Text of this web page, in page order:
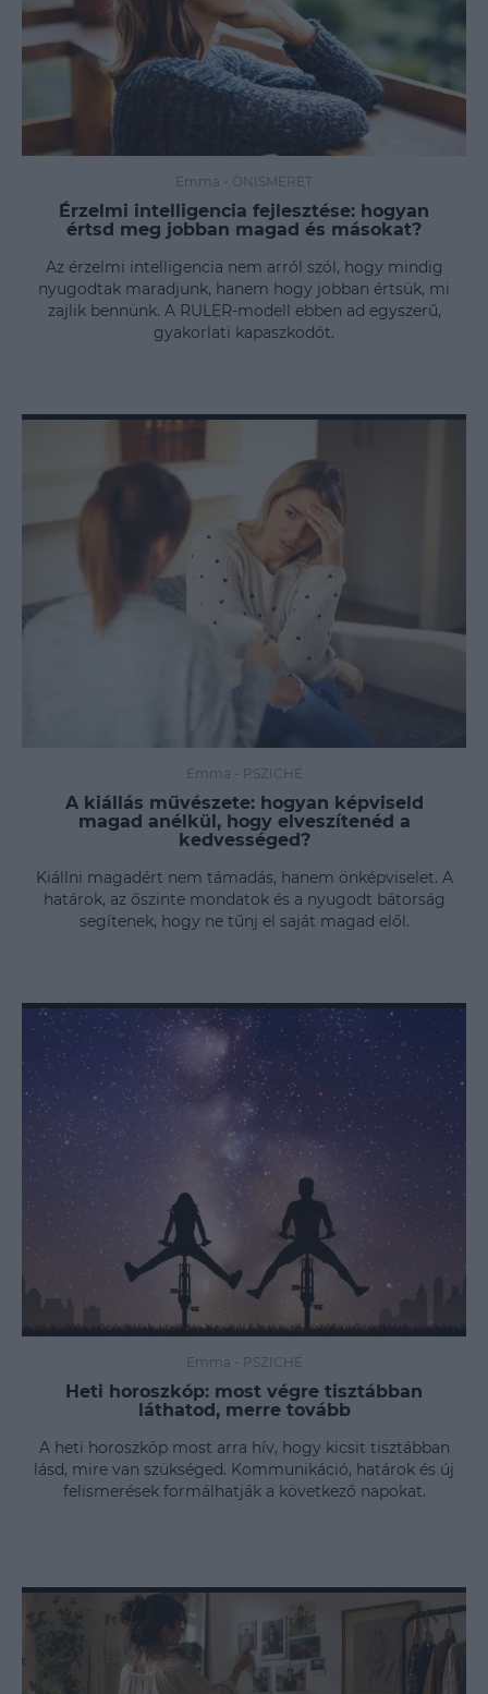
Emma - ÖNISMERET
Érzelmi intelligencia fejlesztése: hogyan
értsd meg jobban magad és másokat?
Az érzelmi intelligencia nem arról szól, hogy mindig
nyugodtak maradjunk, hanem hogy jobban értsük, mi
zajlik bennünk. A RULER-modell ebben ad egyszerű,
gyakorlati kapaszkodót.
Emma - PSZICHÉ
A kiállás művészete: hogyan képviseld
magad anélkül, hogy elveszítenéd a
kedvességed?
Kiállni magadért nem támadás, hanem önképviselet. A
határok, az őszinte mondatok és a nyugodt bátorság
segítenek, hogy ne tűnj el saját magad elől.
Emma - PSZICHÉ
Heti horoszkóp: most végre tisztábban
láthatod, merre tovább
A heti horoszkóp most arra hív, hogy kicsit tisztábban
lásd, mire van szükséged. Kommunikáció, határok és új
felismerések formálhatják a következő napokat.